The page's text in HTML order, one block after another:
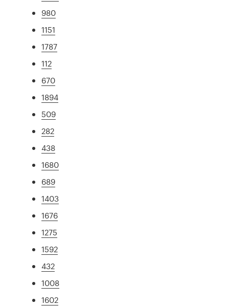
980
1151
1787
112
670
1894
509
282
438
1680
689
1403
1676
1275
1592
432
1008
1602